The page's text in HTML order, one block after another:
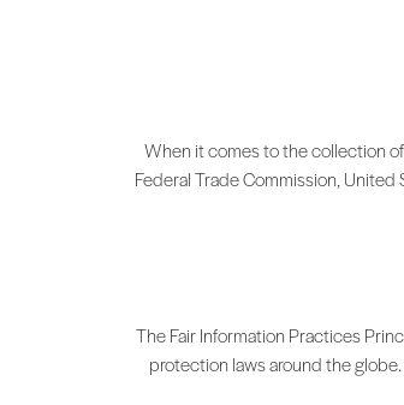
When it comes to the collection
Federal Trade Commission,
The Fair Information Practices
protection laws around the